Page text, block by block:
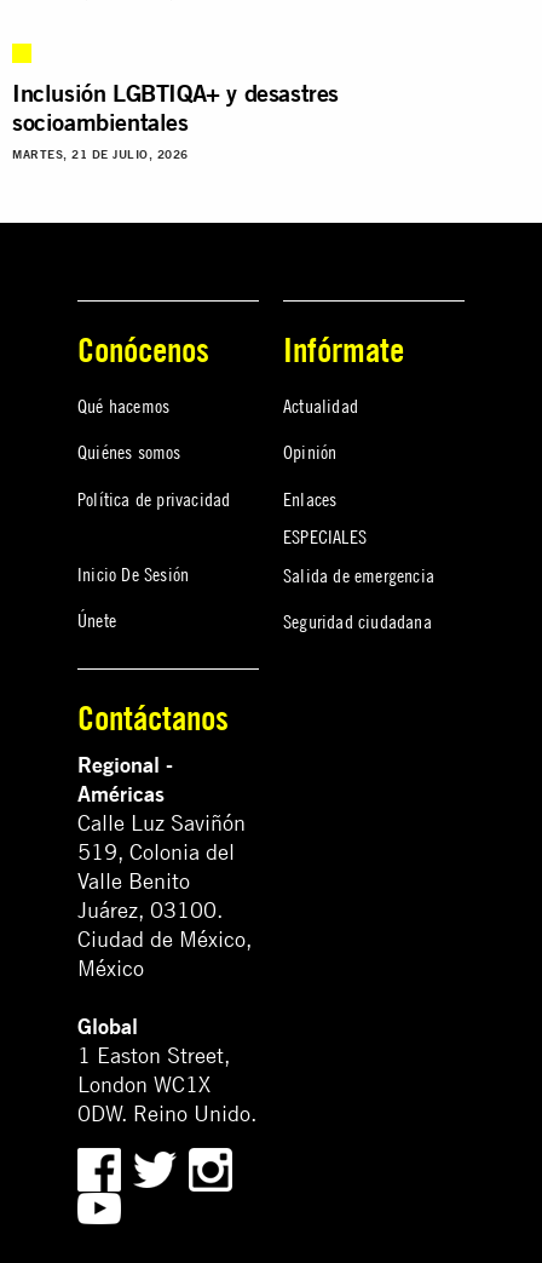
Inclusión LGBTIQA+ y desastres
socioambientales
MARTES, 21 DE JULIO, 2026
Conócenos
Qué hacemos
Quiénes somos
Política de privacidad
Inicio De Sesión
Únete
Infórmate
Actualidad
Opinión
Enlaces
ESPECIALES
Salida de emergencia
Seguridad ciudadana
Contáctanos
Regional -
Américas
Calle Luz Saviñón
519, Colonia del
Valle Benito
Juárez, 03100.
Ciudad de México,
México
Global
1 Easton Street,
London WC1X
0DW. Reino Unido.